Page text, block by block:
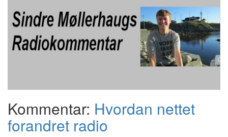
Kommentar: Hvordan nettet
forandret radio